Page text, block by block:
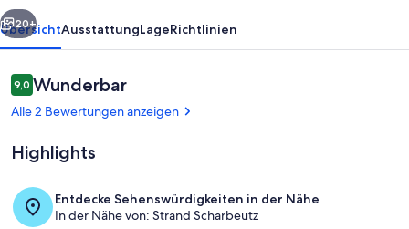
Ruhig
&
Sonnig
Strandkoje 105 Scharbeutz: Offene
Weiter
20+
ÜbersichtAusstattungLageRichtlinien
Bewertungen
9,09,0 von 10.
Wunderbar
Alle 2 Bewertungen anzeigen
Highlights
Entdecke Sehenswürdigkeiten in der Nähe
In der Nähe von: Strand Scharbeutz